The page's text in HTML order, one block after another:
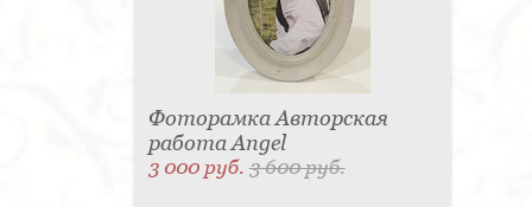
Фоторамка Авторская
работа Angel
3 000 руб.3 600 руб.